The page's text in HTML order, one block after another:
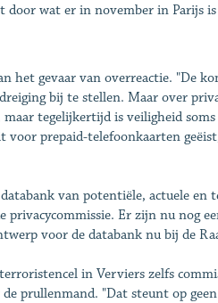
door wat er in november in Parijs is
het gevaar van overreactie. "De
bij te stellen. Maar over
tegelijkertijd is veiligheid
prepaid-telefoonkaarten
van potentiële, actuele en
privacycommissie. Er zijn nu nog
voor de databank nu bij de
in Verviers zelfs
prullenmand. "Dat steunt op